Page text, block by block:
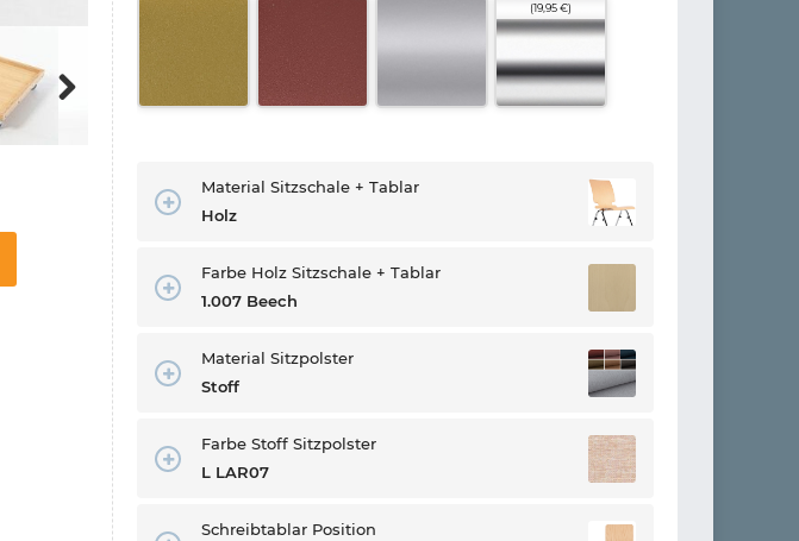
(19,95 €)
Material Sitzschale + Tablar
Holz
Farbe Holz Sitzschale + Tablar
1.007 Beech
Material Sitzpolster
Stoff
Farbe Stoff Sitzpolster
L LAR07
Schreibtablar Position